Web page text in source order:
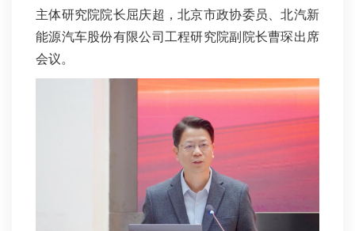
主体研究院院长屈庆超，北京市政协委员、北汽新
能源汽车股份有限公司工程研究院副院长曹琛出席
会议。